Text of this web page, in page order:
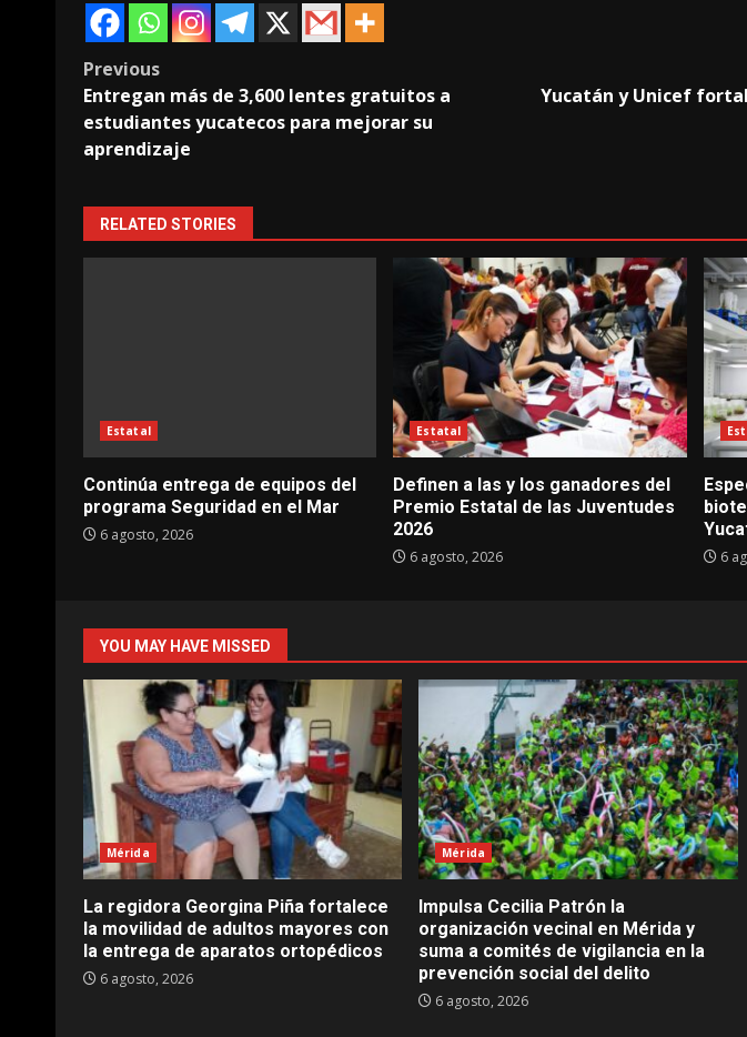
Post
navigation
Previous
Entregan más de 3,600 lentes gratuitos a
estudiantes yucatecos para mejorar su
aprendizaje
Yucatán y Unicef
RELATED STORIES
Estatal
Continúa entrega de equipos del
programa Seguridad en el Mar
6 agosto, 2026
Estatal
Definen a las y los ganadores del
Premio Estatal de las Juventudes
2026
6 agosto, 2026 6
YOU MAY HAVE MISSED
Mérida
La regidora Georgina Piña fortalece
la movilidad de adultos mayores con
la entrega de aparatos ortopédicos
6 agosto, 2026
Mérida
Impulsa Cecilia Patrón la
organización vecinal en Mérida y
suma a comités de vigilancia en la
prevención social del delito
6 agosto, 2026